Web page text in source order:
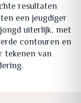
resultaten
een jeugdiger
uiterlijk, met
contouren en
tekenen van